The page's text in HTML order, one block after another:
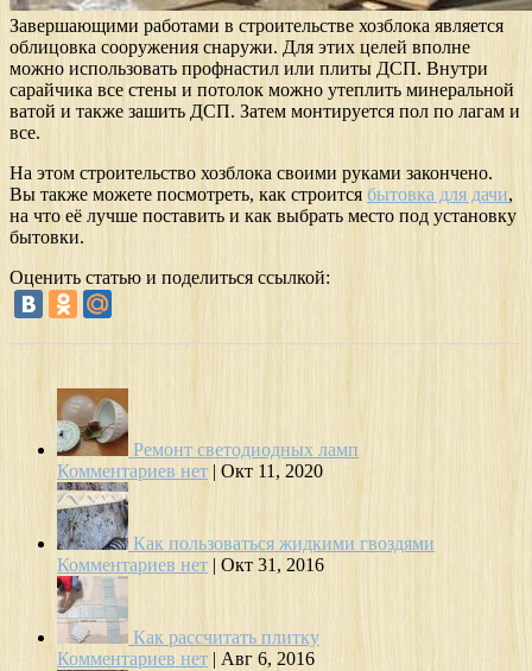
Завершающими работами в строительстве хозблока является
облицовка сооружения снаружи. Для этих целей вполне
можно использовать профнастил или плиты ДСП. Внутри
сарайчика все стены и потолок можно утеплить минеральной
ватой и также зашить ДСП. Затем монтируется пол по лагам и
все.
На этом строительство хозблока своими руками закончено.
Вы также можете посмотреть, как строится бытовка для дачи,
на что её лучше поставить и как выбрать место под установку
бытовки.
Оценить статью и поделиться ссылкой:
Ремонт светодиодных ламп
Комментариев нет | Окт 11, 2020
Как пользоваться жидкими гвоздями
Комментариев нет | Окт 31, 2016
Как рассчитать плитку
Комментариев нет | Авг 6, 2016